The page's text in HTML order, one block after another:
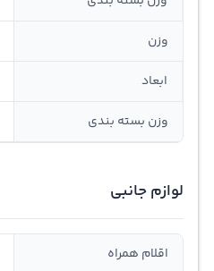
وزن
ابعاد
وزن بسته بندی
لوازم جانبی
اقلام همراه